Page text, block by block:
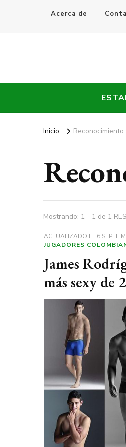
Acerca de
Every Fútbol
Inicio Reconocimiento
Mostrando: 1 - 1 de 1
ACTUALIZADO EL6
JUGADORES
James
más sexy de